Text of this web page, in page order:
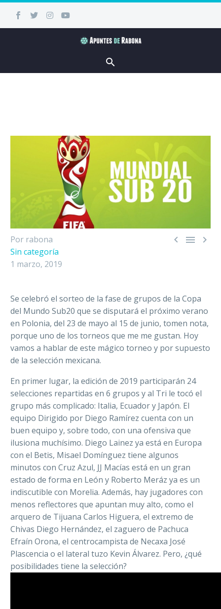
  
Por rabona
Sin categoría
1 marzo, 2019
Se celebró el sorteo de la fase de grupos de la Copa
del Mundo Sub20 que se disputará el próximo verano
en Polonia, del 23 de mayo al 15 de junio, tomen nota,
porque uno de los torneos que me me gustan. Hoy
vamos a hablar de este mágico torneo y por supuesto
de la selección mexicana.
En primer lugar, la edición de 2019 participarán 24
selecciones repartidas en 6 grupos y al Tri le tocó el
grupo más complicado: Italia, Ecuador y Japón. El
equipo Dirigido por Diego Ramírez cuenta con un
buen equipo y, sobre todo, con una ofensiva que
ilusiona muchísimo. Diego Lainez ya está en Europa
con el Betis, Misael Domínguez tiene algunos
minutos con Cruz Azul, JJ Macías está en un gran
estado de forma en León y Roberto Meráz ya es un
indiscutible con Morelia. Además, hay jugadores con
menos reflectores que apuntan muy alto, como el
arquero de Tijuana Carlos Higuera, el extremo de
Chivas Diego Hernández, el zaguero de Pachuca
Efraín Orona, el centrocampista de Necaxa José
Plascencia o el lateral tuzo Kevin Álvarez. Pero, ¿qué
posibilidades tiene la selección?